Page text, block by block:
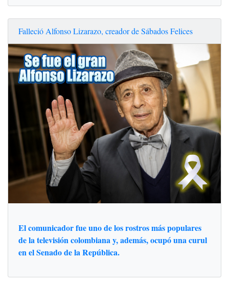
Falleció Alfonso Lizarazo, creador de Sábados Felices
El comunicador fue uno de los rostros más populares
de la televisión colombiana y, además, ocupó una curul
en el Senado de la República.